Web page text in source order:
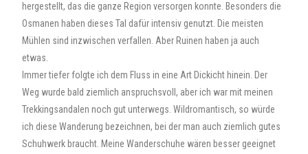
hergestellt, das die ganze Region versorgen konnte. Besonders die
Osmanen haben dieses Tal dafür intensiv genutzt. Die meisten
Mühlen sind inzwischen verfallen. Aber Ruinen haben ja auch
etwas.
Immer tiefer folgte ich dem Fluss in eine Art Dickicht hinein. Der
Weg wurde bald ziemlich anspruchsvoll, aber ich war mit meinen
Trekkingsandalen noch gut unterwegs. Wildromantisch, so würde
ich diese Wanderung bezeichnen, bei der man auch ziemlich gutes
Schuhwerk braucht. Meine Wanderschuhe wären besser geeignet